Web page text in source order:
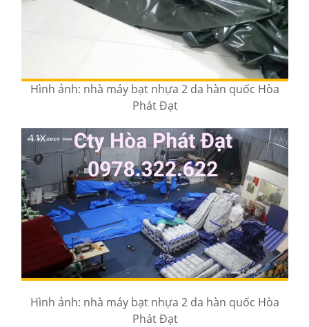
Hình ảnh: nhà máy bạt nhựa 2 da hàn quốc Hòa
Phát Đạt
Hình ảnh: nhà máy bạt nhựa 2 da hàn quốc Hòa
Phát Đạt